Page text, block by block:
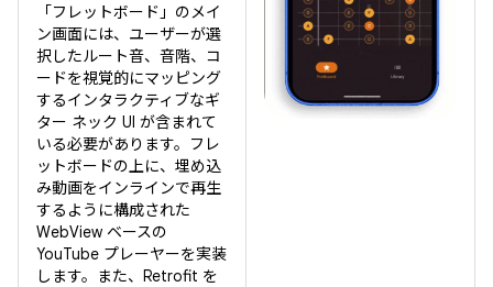
「フレットボード」のメイ
ン画面には、ユーザーが選
択したルート音、音階、コ
ードを視覚的にマッピング
するインタラクティブなギ
ター ネック UI が含まれて
いる必要があります。フレ
ットボードの上に、埋め込
み動画をインラインで再生
するように構成された
WebView ベースの
YouTube プレーヤーを実装
します。また、Retrofit を